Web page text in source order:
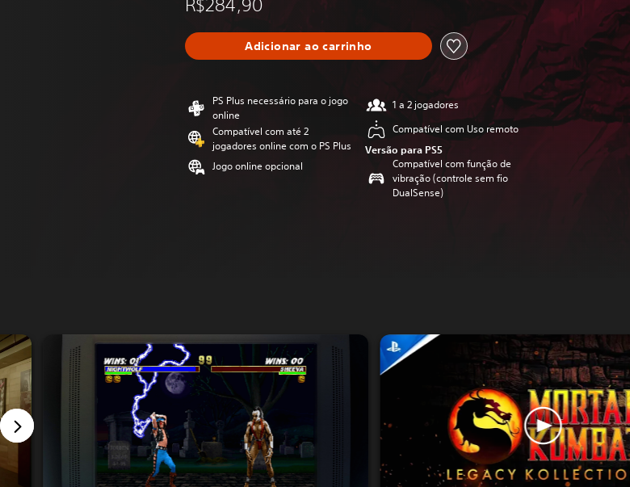
R$284,90
Adicionar ao carrinho
PS Plus necessário para o jogo
online
Compatível com até 2
jogadores online com o PS Plus
Jogo online opcional
1 a 2 jogadores
Compatível com Uso remoto
Versão para PS5
Compatível com função de
vibração (controle sem fio
DualSense)